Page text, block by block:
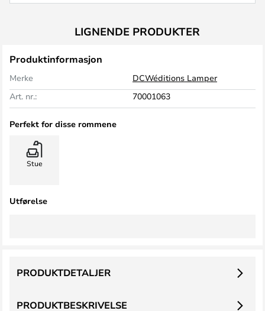
LIGNENDE PRODUKTER
Produktinformasjon
Merke
DCWéditions Lamper
Art. nr.:
70001063
Perfekt for disse rommene
Stue
Utførelse
PRODUKTBESKRIVELSE
PRODUKTDETALJER